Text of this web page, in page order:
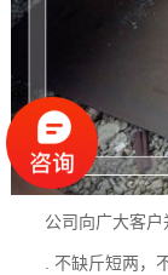
公司向广大客户
. 不缺斤短两，不